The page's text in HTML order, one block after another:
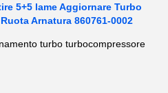
5+5 lame Aggiornare Turbo
Arnatura 860761-0002
turbo turbocompressore